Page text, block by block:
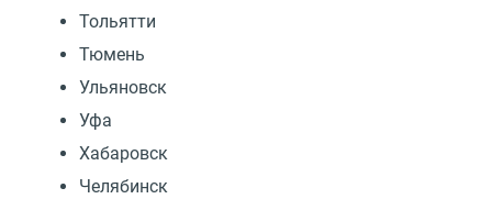
Тольятти
Тюмень
Ульяновск
Уфа
Хабаровск
Челябинск